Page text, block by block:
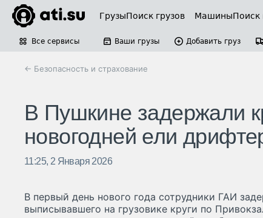
ГрузыПоиск грузов Машины
Все сервисы Ваши грузы Добавить груз
← Безопасность и страхование
В Пушкине задержали
новогодней ели
11:25, 2 Января 2026
В первый день нового года сотрудники ГАИ
выписывавшего на грузовике круги по